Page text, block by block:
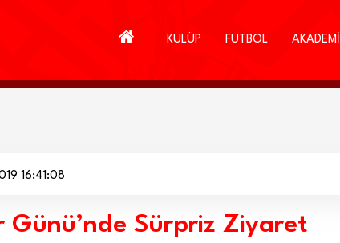
KULÜP FUTBOL AKADEMİ
16:41:08
Günü’nde Sürpriz Ziyaret